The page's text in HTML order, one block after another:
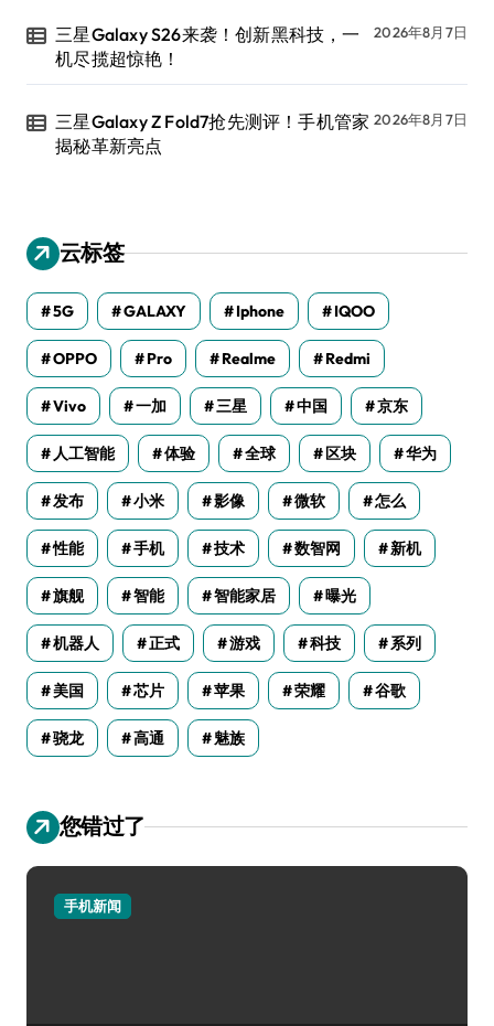
三星Galaxy S26来袭！创新黑科技，一
机尽揽超惊艳！
2026年8月7日
三星Galaxy Z Fold7抢先测评！手机管家
揭秘革新亮点
2026年8月7日
云标签
5G GALAXY Iphone IQOO
OPPO Pro Realme Redmi
Vivo 一加 三星 中国 京东
人工智能 体验 全球 区块 华为
发布 小米 影像 微软 怎么
性能 手机 技术 数智网 新机
旗舰 智能 智能家居 曝光
机器人 正式 游戏 科技 系列
美国 芯片 苹果 荣耀 谷歌
骁龙 高通 魅族
您错过了
手机新闻